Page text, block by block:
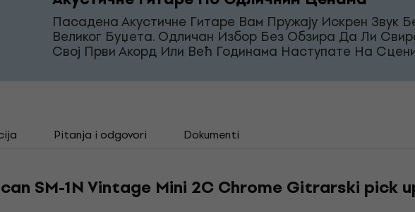
Пасадена Акустичне Гитаре Вам Пружају Искрен Звук
Великог Буџета. Одличан Избор Без Обзира Да Ли
Свој Први Акорд Или Већ Годинама Наступате На
Pitanja i odgovori Dokumenti
SM-1N Vintage Mini 2C Chrome Gitrarski pick